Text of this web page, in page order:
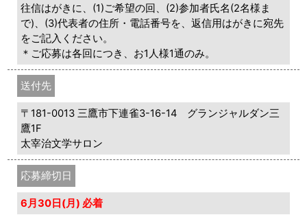
往信はがきに、(1)ご希望の回、(2)参加者氏名(2名様ま
で)、(3)代表者の住所・電話番号を、返信用はがきに宛先
をご記入ください。
＊ご応募は各回につき、お1人様1通のみ。
送付先
〒181-0013 三鷹市下連雀3-16-14 グランジャルダン三
鷹1F
太宰治文学サロン
応募締切日
6月30日(月) 必着